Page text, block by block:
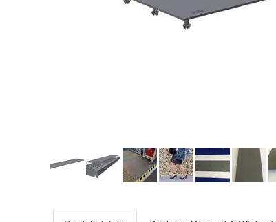
Produktdetails Zahlung, Versand & Rückgabe